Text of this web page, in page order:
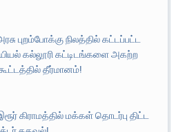
புறம்போக்கு நிலத்தில் கட்டப்பட்ட
கல்லூரி கட்டிடங்களை அகற்ற
தீர்மானம்!
கிராமத்தில் மக்கள் தொடர்பு திட்ட